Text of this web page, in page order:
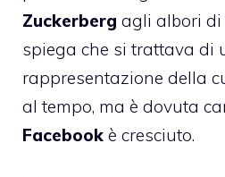
Zuckerberg agli albori di
spiega che si trattava di
rappresentazione della
al tempo, ma è dovuta
Facebook è cresciuto.